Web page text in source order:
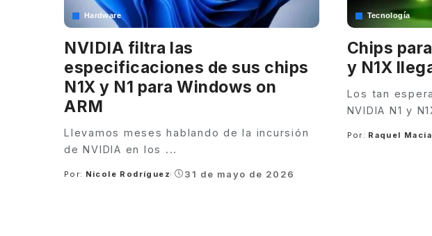
Hardware
NVIDIA filtra las
especificaciones de sus chips
N1X y N1 para Windows on
ARM
Llevamos meses hablando de la incursión
de NVIDIA en los ...
Posted
Por: Nicole Rodríguez 31 de mayo de 2026
Tecnología
Chips
y N1X
Los tan
NVIDIA N1 y
Posted
Por: Raquel